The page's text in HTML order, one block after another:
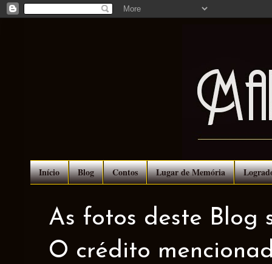
Início Blog Contos Lugar de Memória
As fotos deste Blog
O crédito